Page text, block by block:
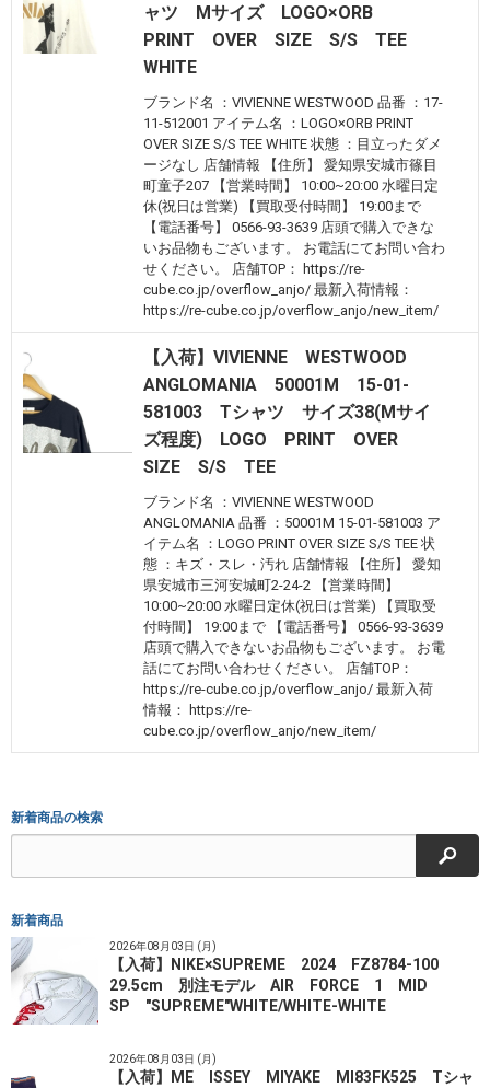
ャツ Mサイズ LOGO×ORB
PRINT OVER SIZE S/S TEE
WHITE
ブランド名 ：VIVIENNE WESTWOOD 品番 ：17-
11-512001 アイテム名 ：LOGO×ORB PRINT
OVER SIZE S/S TEE WHITE 状態 ：目立ったダメ
ージなし 店舗情報 【住所】 愛知県安城市篠目
町童子207 【営業時間】 10:00~20:00 水曜日定
休(祝日は営業) 【買取受付時間】 19:00まで
【電話番号】 0566-93-3639 店頭で購入できな
いお品物もございます。 お電話にてお問い合わ
せください。 店舗TOP： https://re-
cube.co.jp/overflow_anjo/ 最新入荷情報：
https://re-cube.co.jp/overflow_anjo/new_item/
【入荷】VIVIENNE WESTWOOD
ANGLOMANIA 50001M 15-01-
581003 Tシャツ サイズ38(Mサイ
ズ程度) LOGO PRINT OVER
SIZE S/S TEE
ブランド名 ：VIVIENNE WESTWOOD
ANGLOMANIA 品番 ：50001M 15-01-581003 ア
イテム名 ：LOGO PRINT OVER SIZE S/S TEE 状
態 ：キズ・スレ・汚れ 店舗情報 【住所】 愛知
県安城市三河安城町2-24-2 【営業時間】
10:00~20:00 水曜日定休(祝日は営業) 【買取受
付時間】 19:00まで 【電話番号】 0566-93-3639
店頭で購入できないお品物もございます。 お電
話にてお問い合わせください。 店舗TOP：
https://re-cube.co.jp/overflow_anjo/ 最新入荷
情報： https://re-
cube.co.jp/overflow_anjo/new_item/
新着商品の検索
検索
新着商品
2026年08月03日 (月)
【入荷】NIKE×SUPREME 2024 FZ8784-100
29.5cm 別注モデル AIR FORCE 1 MID
SP "SUPREME"WHITE/WHITE-WHITE
2026年08月03日 (月)
【入荷】ME ISSEY MIYAKE MI83FK525 Tシャ